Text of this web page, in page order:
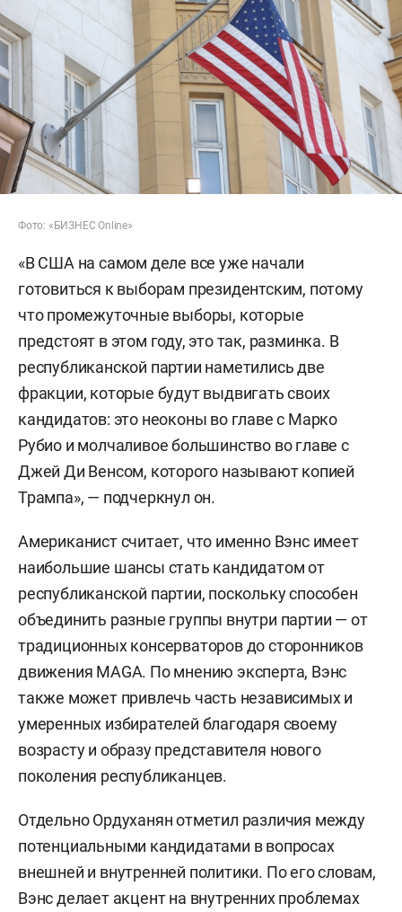
Фото: «БИЗНЕС Online»
«В США на самом деле все уже начали
готовиться к выборам президентским, потому
что промежуточные выборы, которые
предстоят в этом году, это так, разминка. В
республиканской партии наметились две
фракции, которые будут выдвигать своих
кандидатов: это неоконы во главе с Марко
Рубио и молчаливое большинство во главе с
Джей Ди Венсом, которого называют копией
Трампа», — подчеркнул он.
Американист считает, что именно Вэнс имеет
наибольшие шансы стать кандидатом от
республиканской партии, поскольку способен
объединить разные группы внутри партии — от
традиционных консерваторов до сторонников
движения MAGA. По мнению эксперта, Вэнс
также может привлечь часть независимых и
умеренных избирателей благодаря своему
возрасту и образу представителя нового
поколения республиканцев.
Отдельно Ордуханян отметил различия между
потенциальными кандидатами в вопросах
внешней и внутренней политики. По его словам,
Вэнс делает акцент на внутренних проблемах